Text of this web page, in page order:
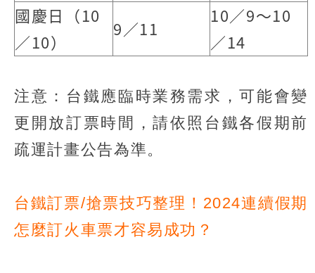
國慶日（10
／10）
9／11
10／9～10
／14
注意：台鐵應臨時業務需求，可能會變
更開放訂票時間，請依照台鐵各假期前
疏運計畫公告為準。
台鐵訂票/搶票技巧整理！2024連續假期
怎麼訂火車票才容易成功？